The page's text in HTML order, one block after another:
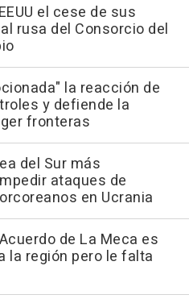
el cese de sus
rusa del Consorcio del
la reacción de
y defiende la
fronteras
del Sur más
ataques de
en Ucrania
de La Meca es
la región pero le falta